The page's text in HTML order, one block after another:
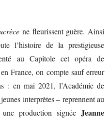
ne fleurissent guère. Ainsi
l’histoire de la prestigieuse
au Capitole cet opéra de
France, on compte sauf erreur
: en mai 2021, l’Académie de
interprètes – reprennent au
production signée Jeanne